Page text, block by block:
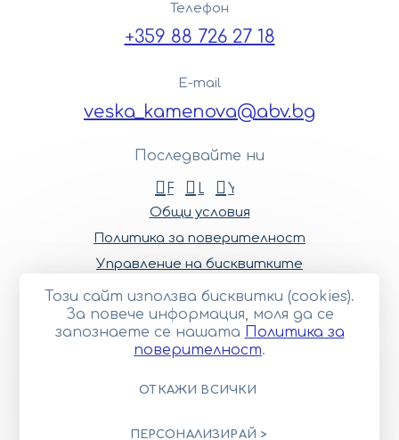
Телефон
+359 88 726 27 18
E-mail
veska_kamenova@abv.bg
Последвайте ни
Facebook
LinkedInYoutube
Общи условия
Политика за поверителност
Управление на бисквитките
Карта на сайта
© 2023—2026 Център за реставрация на
художествени ценности ООД
Този сайт е изработен върху Creativiso® Xpress™
Този сайт използва бисквитки (cookies).
За повече информация, моля да се
запознаете се нашaтa Политика за
поверителност.
ОТКАЖИ ВСИЧКИ
ПЕРСОНАЛИЗИРАЙ >